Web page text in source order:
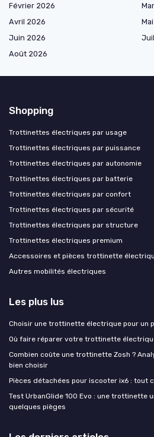
Février 2026
Avril 2026
Juin 2026
Août 2026
Shopping
Trottinettes électriques par usage
Trottinettes électriques par puissance
Trottinettes électriques par autonomie
Trottinettes électriques par batterie
Trottinettes électriques par confort
Trottinettes électriques par sécurité
Trottinettes électriques par structure
Trottinettes électriques premium
Accessoires et pièces trottinette
Autres mobilités électriques
Les plus lus
Choisir une trottinette électrique pour un
Où faire réparer votre trottinette
Combien coûte une trottinette Zosh ?
bien choisir
Pièces détachées pour iscooter ix6 : tout
Test UrbanGlide 100 Evo : une trottinette
quelques pièges